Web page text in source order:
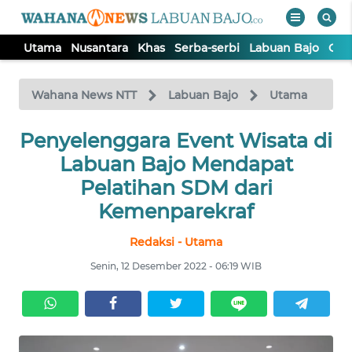
Utama Nusantara Khas Serba-serbi Labuan Bajo
Wahana News NTT Labuan Bajo Utama
Penyelenggara Event Wisata di
Labuan Bajo Mendapat
Pelatihan SDM dari
Kemenparekraf
Redaksi - Utama
Senin, 12 Desember 2022 - 06:19 WIB
TV
Tutup
UTAMA
NUSANTARA
SERBI
LABUAN